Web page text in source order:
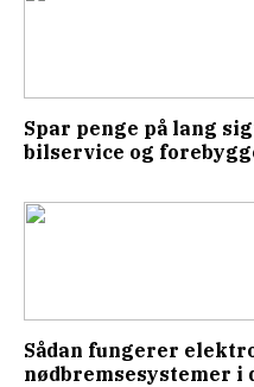
Spar penge på lang
bilservice og
Sådan fungerer
nødbremsesystemer i